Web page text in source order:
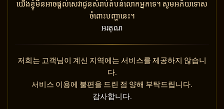
យើងខ្ញុំមិនអាចផ្តល់សេវាជូនសំរាប់តំបន់លោកអ្នកទេ។ សូមអភ័យទោស
ចំពោះបញ្ហានេះ។
អរគុណ
저희는 고객님이 계신 지역에는 서비스를 제공하지 않습니
다.
서비스 이용에 불편을 드린 점 양해 부탁드립니다.
감사합니다.